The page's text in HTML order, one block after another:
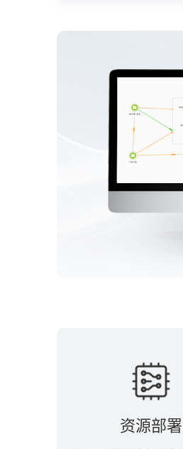
资源部署